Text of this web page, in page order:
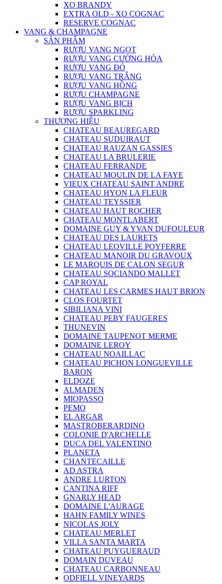
XO BRANDY
EXTRA OLD - XO COGNAC
RESERVE COGNAC
VANG & CHAMPAGNE
SẢN PHẨM
RƯỢU VANG NGỌT
RƯỢU VANG CƯỜNG HÓA
RƯỢU VANG ĐỎ
RƯỢU VANG TRẮNG
RƯỢU VANG HỒNG
RƯỢU CHAMPAGNE
RƯỢU VANG BỊCH
RƯỢU SPARKLING
THƯƠNG HIỆU
CHATEAU BEAUREGARD
CHATEAU SUDUIRAUT
CHATEAU RAUZAN GASSIES
CHATEAU LA BRULERIE
CHATEAU FERRANDE
CHATEAU MOULIN DE LA FAYE
VIEUX CHATEAU SAINT ANDRE
CHATEAU HYON LA FLEUR
CHATEAU TEYSSIER
CHATEAU HAUT ROCHER
CHATEAU MONTLABERT
DOMAINE GUY & YVAN DUFOULEUR
CHATEAU DES LAURETS
CHATEAU LEOVILLE POYFERRE
CHATEAU MANOIR DU GRAVOUX
LE MARQUIS DE CALON SEGUR
CHATEAU SOCIANDO MALLET
CAP ROYAL
CHATEAU LES CARMES HAUT BRION
CLOS FOURTET
SIBILIANA VINI
CHATEAU PEBY FAUGERES
THUNEVIN
DOMAINE TAUPENOT MERME
DOMAINE LEROY
CHATEAU NOAILLAC
CHATEAU PICHON LONGUEVILLE
BARON
ELDOZE
ALMADEN
MIOPASSO
PEMO
EL ARGAR
MASTROBERARDINO
COLONIE D'ARCHELLE
DUCA DEL VALENTINO
PLANETA
CHANTECAILLE
AD ASTRA
ANDRE LURTON
CANTINA RIFF
GNARLY HEAD
DOMAINE L'AURAGE
HAHN FAMILY WINES
NICOLAS JOLY
CHATEAU MERLET
VILLA SANTA MARTA
CHATEAU PUYGUERAUD
DOMAIN DUVEAU
CHATEAU CARBONNEAU
ODFIELL VINEYARDS